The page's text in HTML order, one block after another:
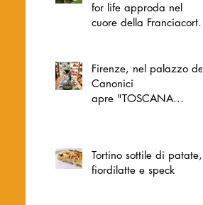
for life approda nel
cuore della Franciacorta,
Firenze, nel palazzo dei
Canonici
apre "TOSCANA
Tortino sottile di patate,
fiordilatte e speck